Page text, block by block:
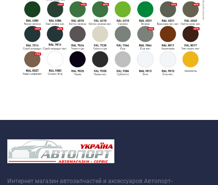
Интернет магазин автозапчастей и аксессуаров Автопорт-